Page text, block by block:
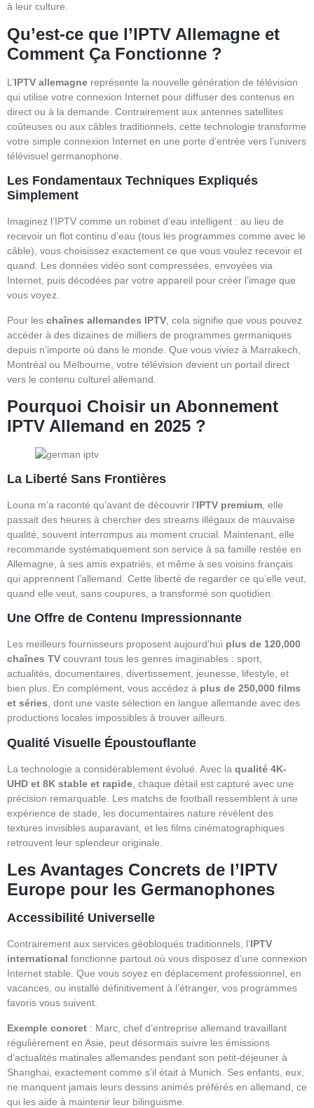
à leur culture.
Qu’est-ce que l’IPTV Allemagne et
Comment Ça Fonctionne ?
L’IPTV allemagne représente la nouvelle génération de télévision
qui utilise votre connexion Internet pour diffuser des contenus en
direct ou à la demande. Contrairement aux antennes satellites
coûteuses ou aux câbles traditionnels, cette technologie transforme
votre simple connexion Internet en une porte d’entrée vers l’univers
télévisuel germanophone.
Les Fondamentaux Techniques Expliqués
Simplement
Imaginez l’IPTV comme un robinet d’eau intelligent : au lieu de
recevoir un flot continu d’eau (tous les programmes comme avec le
câble), vous choisissez exactement ce que vous voulez recevoir et
quand. Les données vidéo sont compressées, envoyées via
Internet, puis décodées par votre appareil pour créer l’image que
vous voyez.
Pour les chaînes allemandes IPTV , cela signifie que vous pouvez
accéder à des dizaines de milliers de programmes germaniques
depuis n’importe où dans le monde. Que vous viviez à Marrakech,
Montréal ou Melbourne, votre télévision devient un portail direct
vers le contenu culturel allemand.
Pourquoi Choisir un Abonnement
IPTV Allemand en 2025 ?
La Liberté Sans Frontières
Louna m’a raconté qu’avant de découvrir l’IPTV premium , elle
passait des heures à chercher des streams illégaux de mauvaise
qualité, souvent interrompus au moment crucial. Maintenant, elle
recommande systématiquement son service à sa famille restée en
Allemagne, à ses amis expatriés, et même à ses voisins français
qui apprennent l’allemand. Cette liberté de regarder ce qu’elle veut,
quand elle veut, sans coupures, a transformé son quotidien.
Une Offre de Contenu Impressionnante
Les meilleurs fournisseurs proposent aujourd’hui plus de 120,000
chaînes TV couvrant tous les genres imaginables : sport,
actualités, documentaires, divertissement, jeunesse, lifestyle, et
bien plus. En complément, vous accédez à plus de 250,000 films
et séries, dont une vaste sélection en langue allemande avec des
productions locales impossibles à trouver ailleurs.
Qualité Visuelle Époustouflante
La technologie a considérablement évolué. Avec la qualité 4K-
UHD et 8K stable et rapide , chaque détail est capturé avec une
précision remarquable. Les matchs de football ressemblent à une
expérience de stade, les documentaires nature révèlent des
textures invisibles auparavant, et les films cinématographiques
retrouvent leur splendeur originale.
Les Avantages Concrets de l’IPTV
Europe pour les Germanophones
Accessibilité Universelle
Contrairement aux services géobloqués traditionnels, l’IPTV
international fonctionne partout où vous disposez d’une connexion
Internet stable. Que vous soyez en déplacement professionnel, en
vacances, ou installé définitivement à l’étranger, vos programmes
favoris vous suivent.
Exemple concret : Marc, chef d’entreprise allemand travaillant
régulièrement en Asie, peut désormais suivre les émissions
d’actualités matinales allemandes pendant son petit-déjeuner à
Shanghai, exactement comme s’il était à Munich. Ses enfants, eux,
ne manquent jamais leurs dessins animés préférés en allemand, ce
qui les aide à maintenir leur bilinguisme.